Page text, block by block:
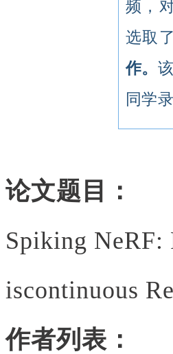
频，
选取
作。
同学
论文题目：
Spiking NeRF:
iscontinuous
作者列表：